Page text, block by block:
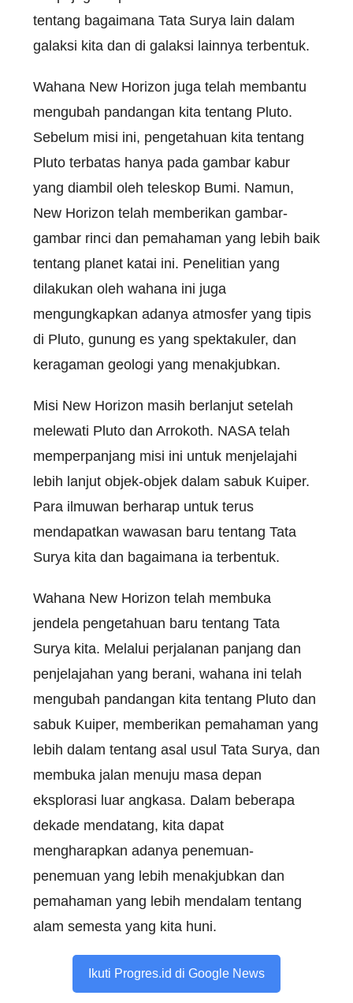
tentang bagaimana Tata Surya lain dalam
galaksi kita dan di galaksi lainnya terbentuk.
Wahana New Horizon juga telah membantu
mengubah pandangan kita tentang Pluto.
Sebelum misi ini, pengetahuan kita tentang
Pluto terbatas hanya pada gambar kabur
yang diambil oleh teleskop Bumi. Namun,
New Horizon telah memberikan gambar-
gambar rinci dan pemahaman yang lebih baik
tentang planet katai ini. Penelitian yang
dilakukan oleh wahana ini juga
mengungkapkan adanya atmosfer yang tipis
di Pluto, gunung es yang spektakuler, dan
keragaman geologi yang menakjubkan.
Misi New Horizon masih berlanjut setelah
melewati Pluto dan Arrokoth. NASA telah
memperpanjang misi ini untuk menjelajahi
lebih lanjut objek-objek dalam sabuk Kuiper.
Para ilmuwan berharap untuk terus
mendapatkan wawasan baru tentang Tata
Surya kita dan bagaimana ia terbentuk.
Wahana New Horizon telah membuka
jendela pengetahuan baru tentang Tata
Surya kita. Melalui perjalanan panjang dan
penjelajahan yang berani, wahana ini telah
mengubah pandangan kita tentang Pluto dan
sabuk Kuiper, memberikan pemahaman yang
lebih dalam tentang asal usul Tata Surya, dan
membuka jalan menuju masa depan
eksplorasi luar angkasa. Dalam beberapa
dekade mendatang, kita dapat
mengharapkan adanya penemuan-
penemuan yang lebih menakjubkan dan
pemahaman yang lebih mendalam tentang
alam semesta yang kita huni.
Ikuti Progres.id di Google News